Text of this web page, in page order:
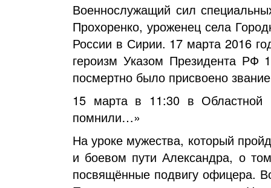
Военнослужащий сил
Прохоренко, уроженец села
России в Сирии. 17 марта 2016
героизм Указом Президента РФ
посмертно было присвоено
15 марта в 11:30 в Областной
помнили…»
На уроке мужества, который
и боевом пути Александра, о
посвящённые подвигу офицера.